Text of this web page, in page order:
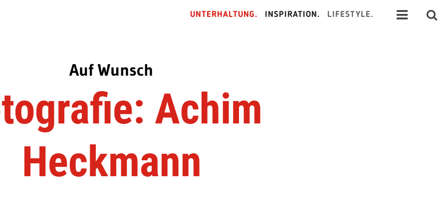
UNTERHALTUNG. INSPIRATION. LIFESTYLE.
Auf Wunsch
Achim
Heckmann